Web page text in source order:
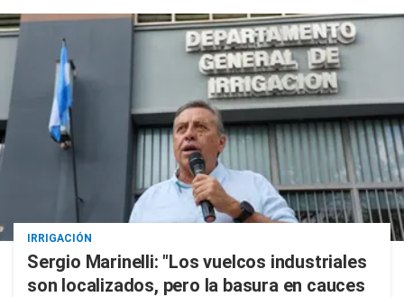
IRRIGACIÓN
Sergio Marinelli: "Los vuelcos industriales
son localizados, pero la basura en cauces